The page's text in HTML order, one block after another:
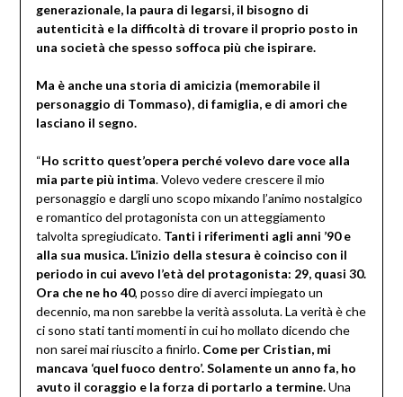
generazionale, la paura di legarsi, il bisogno di
autenticità e la difficoltà di trovare il proprio posto in
una società che spesso soffoca più che ispirare.
Ma è anche una storia di amicizia (memorabile il
personaggio di Tommaso), di famiglia, e di amori che
lasciano il segno.
“Ho scritto quest’opera perché volevo dare voce alla
mia parte più intima. Volevo vedere crescere il mio
personaggio e dargli uno scopo mixando l’animo nostalgico
e romantico del protagonista con un atteggiamento
talvolta spregiudicato. Tanti i riferimenti agli anni ’90 e
alla sua musica. L’inizio della stesura è coinciso con il
periodo in cui avevo l’età del protagonista: 29, quasi 30.
Ora che ne ho 40, posso dire di averci impiegato un
decennio, ma non sarebbe la verità assoluta. La verità è che
ci sono stati tanti momenti in cui ho mollato dicendo che
non sarei mai riuscito a finirlo. Come per Cristian, mi
mancava ‘quel fuoco dentro’. Solamente un anno fa, ho
avuto il coraggio e la forza di portarlo a termine.Una